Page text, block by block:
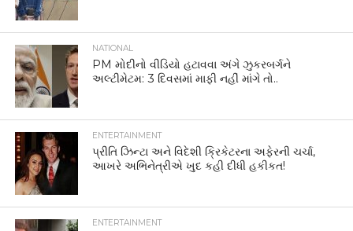
NATIONAL
PM મોદીનો વીડિયો હટાવવા અંગે ઝુકરબર્ગને
અલ્ટીમેટમ: 3 દિવસમાં માફી નહીં માંગે તો..
ENTERTAINMENT
પ્રીતિ ઝિન્ટા અને વિદેશી ક્રિકેટરના અફેરની ચર્ચા,
આખરે અભિનેત્રીએ ખુદ કહી દીધી હકીકત!
ENTERTAINMENT